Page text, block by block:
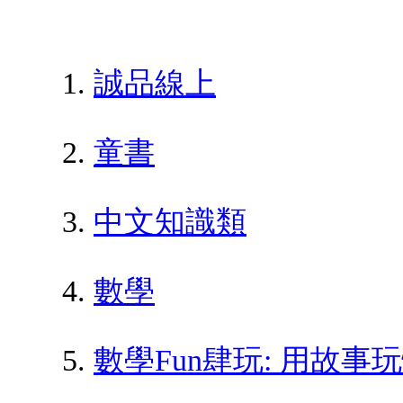
誠品線上
童書
中文知識類
數學
數學Fun肆玩: 用故事